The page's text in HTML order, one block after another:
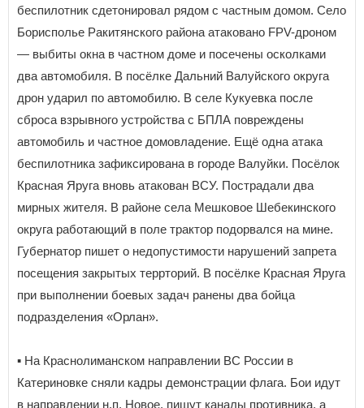
беспилотник сдетонировал рядом с частным домом. Село
Борисполье Ракитянского района атаковано FPV-дроном
— выбиты окна в частном доме и посечены осколками
два автомобиля. В посёлке Дальний Валуйского округа
дрон ударил по автомобилю. В селе Кукуевка после
сброса взрывного устройства с БПЛА повреждены
автомобиль и частное домовладение. Ещё одна атака
беспилотника зафиксирована в городе Валуйки. Посёлок
Красная Яруга вновь атакован ВСУ. Пострадали два
мирных жителя. В районе села Мешковое Шебекинского
округа работающий в поле трактор подорвался на мине.
Губернатор пишет о недопустимости нарушений запрета
посещения закрытых террторий. В посёлке Красная Яруга
при выполнении боевых задач ранены два бойца
подразделения «Орлан».
▪️ На Краснолиманском направлении ВС России в
Катериновке сняли кадры демонстрации флага. Бои идут
в направлении н.п. Новое, пишут каналы противника, а